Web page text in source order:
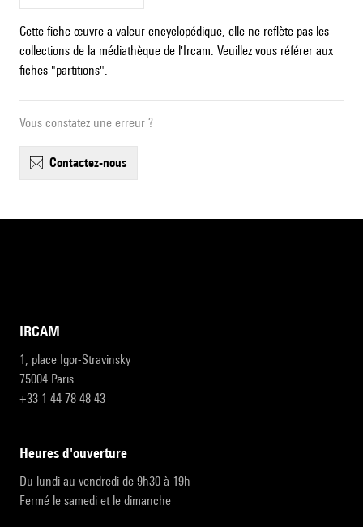
Cette fiche œuvre a valeur encyclopédique, elle ne reflète pas les
collections de la médiathèque de l'Ircam. Veuillez vous référer aux
fiches "partitions".
Vous constatez une erreur ?
contactez-nous
IRCAM
1, place Igor-Stravinsky
75004 Paris
+33 1 44 78 48 43
heures d'ouverture
Du lundi au vendredi de 9h30 à 19h
Fermé le samedi et le dimanche